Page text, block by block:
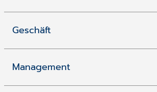
Geschäft
Management